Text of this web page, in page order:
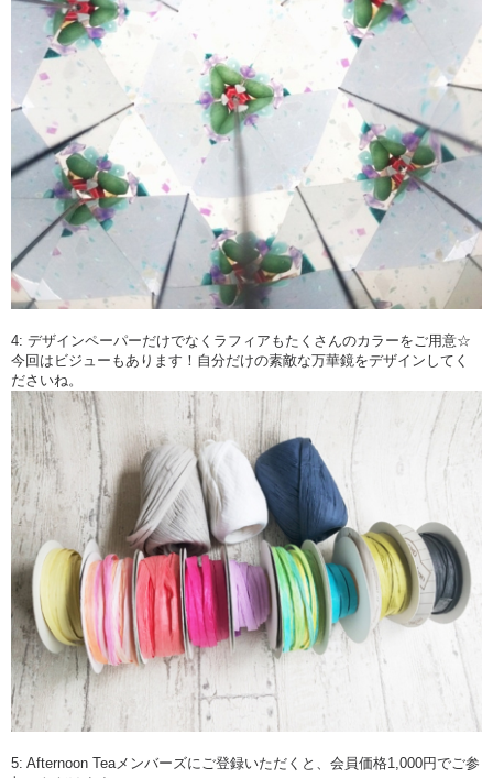
4: デザインペーパーだけでなくラフィアもたくさんのカラーをご用意☆
今回はビジューもあります！自分だけの素敵な万華鏡をデザインしてく
ださいね。
5: Afternoon Teaメンバーズにご登録いただくと、会員価格1,000円でご参